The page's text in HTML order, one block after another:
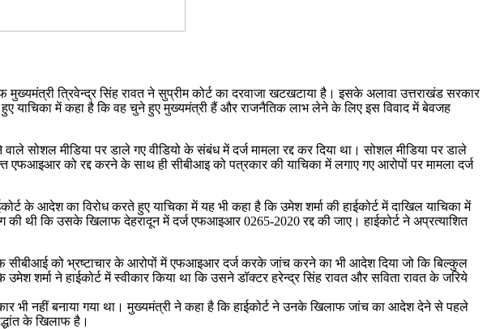
त्रिवेन्द्र सिंह रावत ने सुप्रीम कोर्ट का दरवाजा खटखटाया है। इसके अलावा उत्तराखंड सरकार
याचिका में कहा है कि वह चुने हुए मुख्यमंत्री हैं और राजनैतिक लाभ लेने के लिए इस विवाद में बेवजह
सोशल मीडिया पर डाले गए वीडियो के संबंध में दर्ज मामला रद्द कर दिया था। सोशल मीडिया पर डाले
को रद्द करने के साथ ही सीबीआइ को पत्रकार की याचिका में लगाए गए आरोपों पर मामला दर्ज
के आदेश का विरोध करते हुए याचिका में यह भी कहा है कि उमेश शर्मा की हाईकोर्ट में दाखिल याचिका में
थी कि उसके खिलाफ देहरादून में दर्ज एफआइआर 0265-2020 रद्द की जाए। हाईकोर्ट ने अप्रत्याशित
सीबीआई को भ्रष्टाचार के आरोपों में एफआइआर दर्ज करके जांच करने का भी आदेश दिया जो कि बिल्कुल
शर्मा ने हाईकोर्ट में स्वीकार किया था कि उसने डॉक्टर हरेन्द्र सिंह रावत और सविता रावत के जरिये
भी नहीं बनाया गया था। मुख्यमंत्री ने कहा है कि हाईकोर्ट ने उनके खिलाफ जांच का आदेश देने से पहले
के खिलाफ है।